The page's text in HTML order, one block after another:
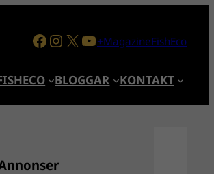
Facebook
Instagram
X YouTube
+MagazineFishEco
BLOGGAR KONTAKT